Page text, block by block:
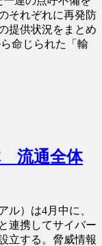
それぞれに再発防
提供状況をまとめ
命じられた「輸
流通全体
）は4月中に、
連携してサイバー
立する。脅威情報